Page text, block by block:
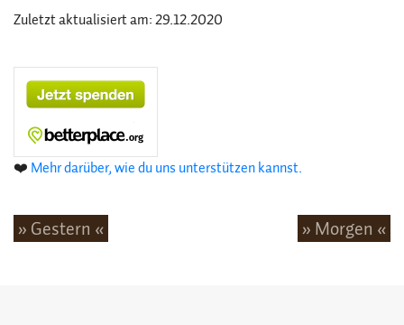
Zuletzt aktualisiert am: 29.12.2020
❤️ Mehr darüber, wie du uns unterstützen kannst.
» Gestern « » Morgen «